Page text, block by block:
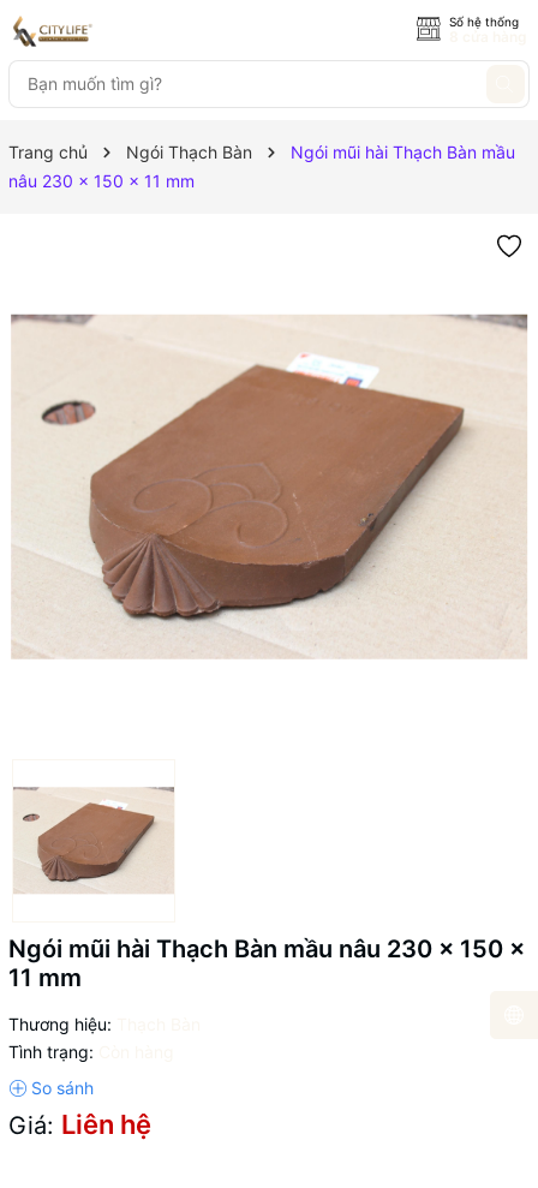
Số hệ thống
Trang chủ Ngói Thạch Bàn
Ngói mũi hài Thạch Bàn mầu
nâu 230 x 150 x 11 mm
Ngói mũi hài Thạch Bàn mầu nâu 230 x 150 x
11 mm
Thương hiệu:
Tình trạng:
Giá: Liên hệ